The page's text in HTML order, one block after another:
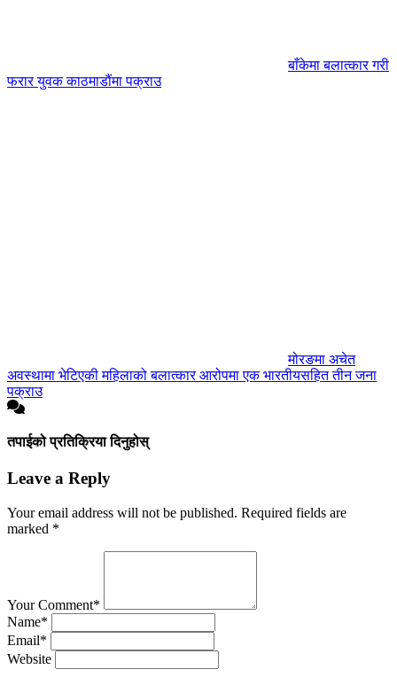
बाँकेमा बलात्कार गरी
फरार युवक काठमाडौंमा पक्राउ
मोरङमा अचेत
अवस्थामा भेटिएकी महिलाको बलात्कार आरोपमा एक भारतीयसहित तीन जना
पक्राउ
तपाईको प्रतिक्रिया दिनुहोस्
Leave a Reply
Your email address will not be published. Required fields are
marked *
Your Comment*
Name*
Email*
Website